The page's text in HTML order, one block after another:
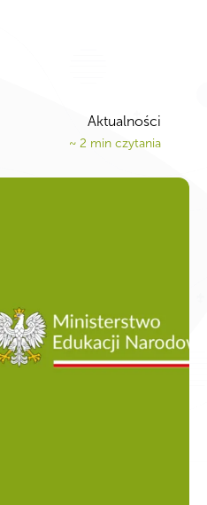
Aktualności
~ 2 min czytania